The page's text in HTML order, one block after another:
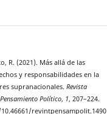
R. (2021). Más allá de las
y responsabilidades en la
supranacionales.Revista
Político, 1, 207–224.
revintpensampolit.1490